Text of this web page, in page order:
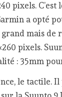
pixels.
a opté
mais de
pixels.
: 35mm
le tactile. Il